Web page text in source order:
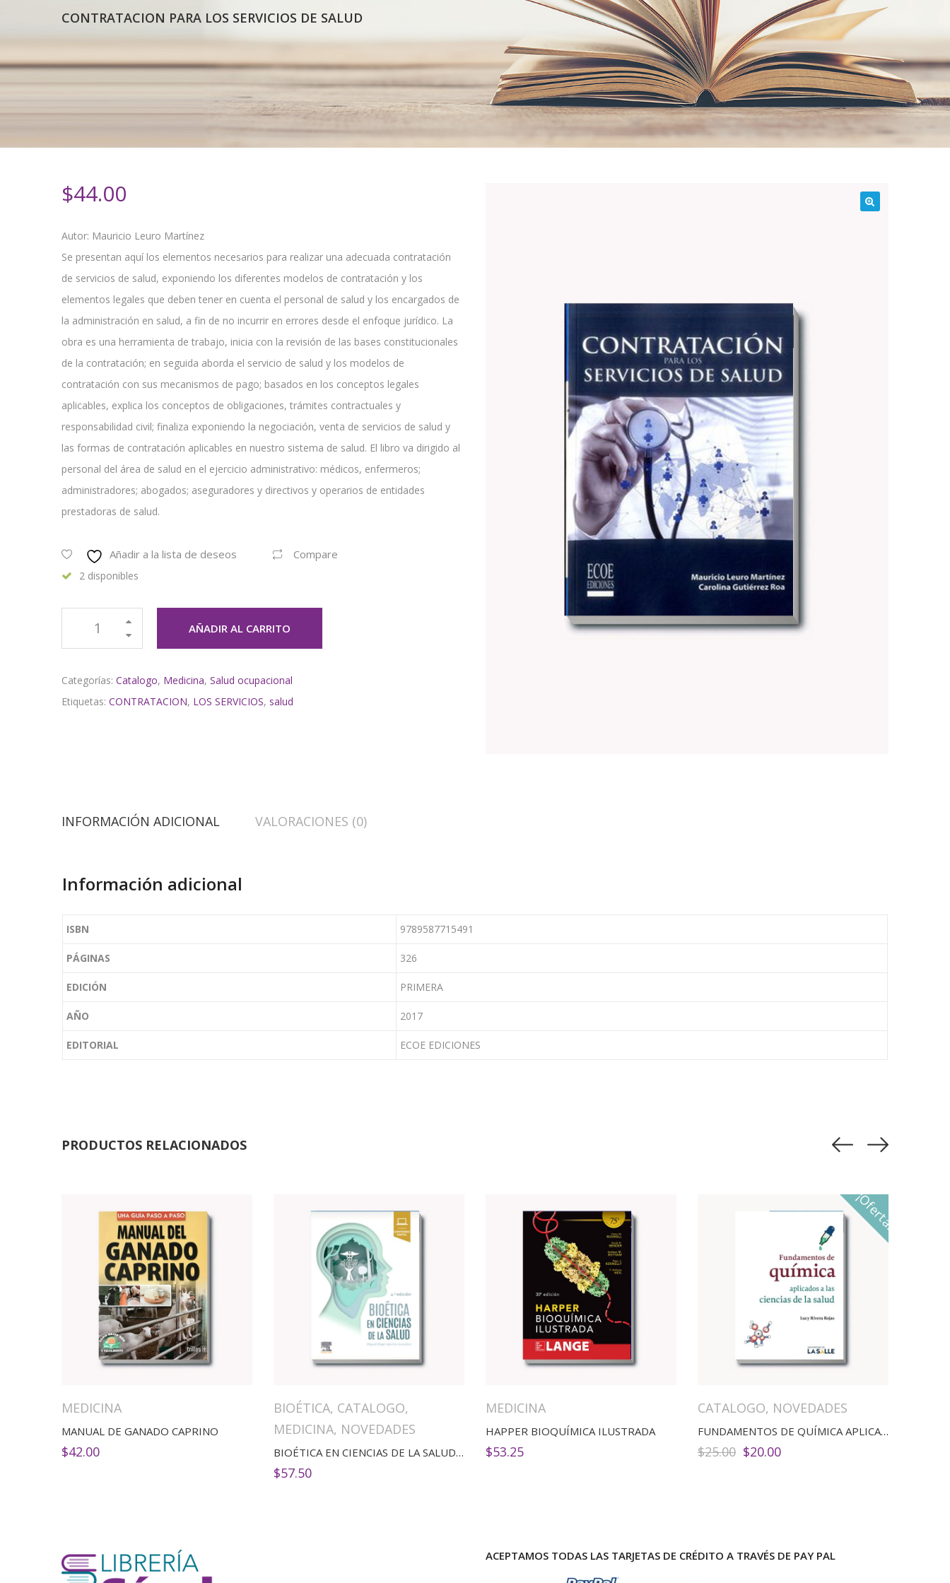
CONTRATACION PARA LOS SERVICIOS DE SALUD
$44.00
Autor: Mauricio Leuro Martínez
Se presentan aquí los elementos necesarios para realizar una adecuada contratación
de servicios de salud, exponiendo los diferentes modelos de contratación y los
elementos legales que deben tener en cuenta el personal de salud y los encargados de
la administración en salud, a fin de no incurrir en errores desde el enfoque jurídico. La
obra es una herramienta de trabajo, inicia con la revisión de las bases constitucionales
de la contratación; en seguida aborda el servicio de salud y los modelos de
contratación con sus mecanismos de pago; basados en los conceptos legales
aplicables, explica los conceptos de obligaciones, trámites contractuales y
responsabilidad civil; finaliza exponiendo la negociación, venta de servicios de salud y
las formas de contratación aplicables en nuestro sistema de salud. El libro va dirigido al
personal del área de salud en el ejercicio administrativo: médicos, enfermeros;
administradores; abogados; aseguradores y directivos y operarios de entidades
prestadoras de salud.
Añadir a la lista de deseos Compare
2 disponibles
AÑADIR AL CARRITO
Categorías: Catalogo, Medicina, Salud ocupacional
Etiquetas: CONTRATACION, LOS SERVICIOS, salud
INFORMACIÓN ADICIONAL VALORACIONES (0)
Información adicional
ISBN 9789587715491
PÁGINAS 326
EDICIÓN PRIMERA
AÑO 2017
EDITORIAL ECOE EDICIONES
PRODUCTOS RELACIONADOS
MEDICINA
MANUAL DE GANADO CAPRINO
$42.00
BIOÉTICA, CATALOGO,
MEDICINA, NOVEDADES
BIOÉTICA EN CIENCIAS DE LA SALUD(2ED)
$57.50
MEDICINA
HAPPER BIOQUÍMICA ILUSTRADA
$53.25
¡Oferta!
CATALOGO, NOVEDADES
FUNDAMENTOS DE QUÍMICA APLICADOS A LAS CIENCIAS DE LA SALUD
$25.00 El
$20.00El
ACEPTAMOS TODAS LAS TARJETAS DE CRÉDITO A TRAVÉS DE PAY PAL